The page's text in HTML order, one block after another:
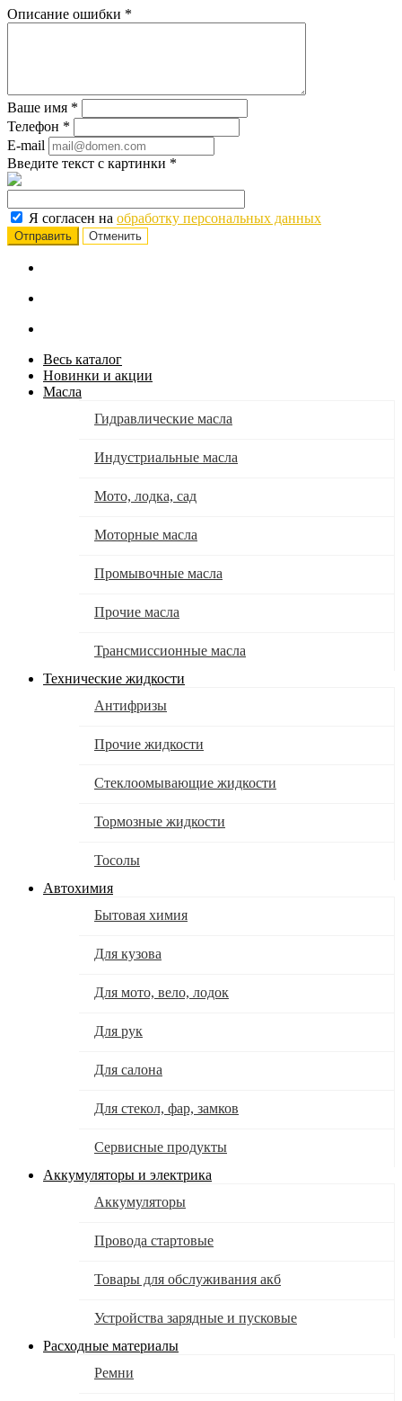
Описание ошибки *
Ваше имя *
Телефон *
E-mail
Введите текст с картинки *
Я согласен на обработку персональных данных
Отменить
Весь каталог
Новинки и акции
Масла
Гидравлические масла
Индустриальные масла
Мото, лодка, сад
Моторные масла
Промывочные масла
Прочие масла
Трансмиссионные масла
Технические жидкости
Антифризы
Прочие жидкости
Стеклоомывающие жидкости
Тормозные жидкости
Тосолы
Автохимия
Бытовая химия
Для кузова
Для мото, вело, лодок
Для рук
Для салона
Для стекол, фар, замков
Сервисные продукты
Аккумуляторы и электрика
Аккумуляторы
Провода стартовые
Товары для обслуживания акб
Устройства зарядные и пусковые
Расходные материалы
Ремни